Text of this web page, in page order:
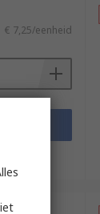
€ 7,25/eenheid